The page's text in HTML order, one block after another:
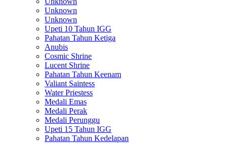
Unknown
Unknown
Upeti 10 Tahun IGG
Pahatan Tahun Ketiga
Anubis
Cosmic Shrine
Lucent Shrine
Pahatan Tahun Keenam
Valiant Saintess
Water Priestess
Medali Emas
Medali Perak
Medali Perunggu
Upeti 15 Tahun IGG
Pahatan Tahun Kedelapan